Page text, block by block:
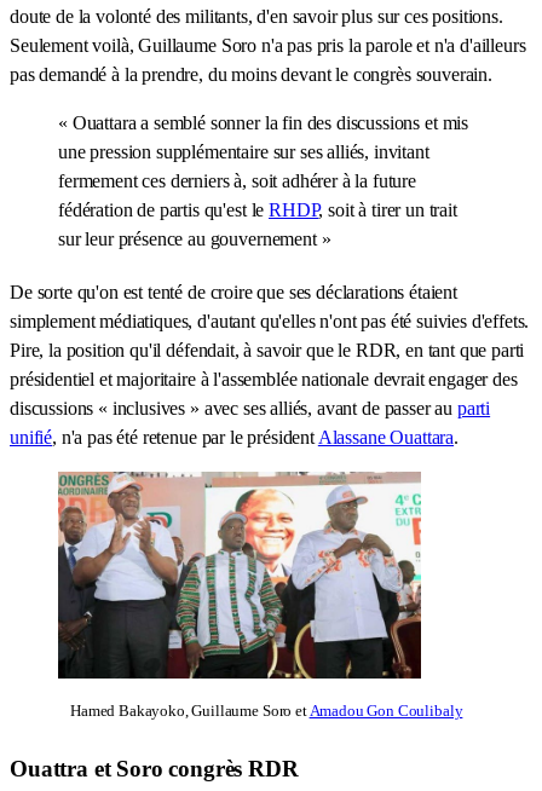
doute de la volonté des militants, d'en savoir plus sur ces positions.
Seulement voilà, Guillaume Soro n'a pas pris la parole et n'a d'ailleurs
pas demandé à la prendre, du moins devant le congrès souverain.
« Ouattara a semblé sonner la fin des discussions et mis
une pression supplémentaire sur ses alliés, invitant
fermement ces derniers à, soit adhérer à la future
fédération de partis qu'est leRHDP, soit à tirer un trait
sur leur présence au gouvernement »
De sorte qu'on est tenté de croire que ses déclarations étaient
simplement médiatiques, d'autant qu'elles n'ont pas été suivies d'effets.
Pire, la position qu'il défendait, à savoir que le RDR, en tant que parti
présidentiel et majoritaire à l'assemblée nationale devrait engager des
discussions « inclusives » avec ses alliés, avant de passer au parti
unifié, n'a pas été retenue par le président Alassane Ouattara.
Hamed Bakayoko, Guillaume Soro et Amadou Gon Coulibaly
Ouattra et Soro congrès RDR